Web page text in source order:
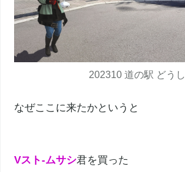
202310 道の駅 どうし
なぜここに来たかというと
Vスト‐ムサシ君を買った